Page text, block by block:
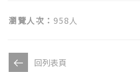
瀏覽人次： 958人
回列表頁